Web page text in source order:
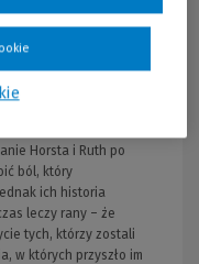
Gdy w pobliskim
odwiedzająca
o dniu, w którym ich
Horsta i Ruth po
ból, który
ich historia
leczy rany – że
tych, którzy zostali
w których przyszło im